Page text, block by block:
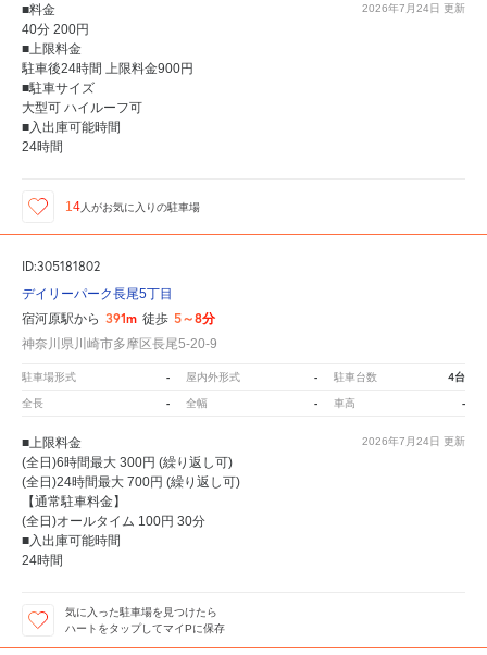
2026年7月24日 更新
■料金
40分 200円
■上限料金
駐車後24時間 上限料金900円
■駐車サイズ
大型可 ハイルーフ可
■入出庫可能時間
24時間
14 人がお気に入りの駐車場
ID:305181802
デイリーパーク長尾5丁目
宿河原駅から 391m 徒歩 5～8分
神奈川県川崎市多摩区長尾5-20-9
駐車場形式 - 屋内外形式 - 駐車台数 4台
全長 - 全幅 - 車高 -
2026年7月24日 更新
■上限料金
(全日)6時間最大 300円 (繰り返し可)
(全日)24時間最大 700円 (繰り返し可)
【通常駐車料金】
(全日)オールタイム 100円 30分
■入出庫可能時間
24時間
気に入った駐車場を見つけたら
ハートをタップしてマイPに保存